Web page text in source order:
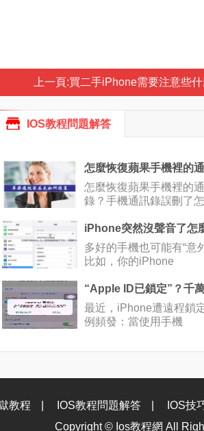
上一頁:買二手iPhone需要注意些什
IOS教程問題解答
怎麼恢復蘋果手機裡的
錄？手機通訊錄誤刪了
iPhone突然沒聲音了怎
多好的手機也可能有“意外
比如，你的iPhone
最近，iPhone遭遠程鎖
例頻發：當使用手機
教程 IOS教程問題解答 IOS技
Copyright © Ios教程網 All